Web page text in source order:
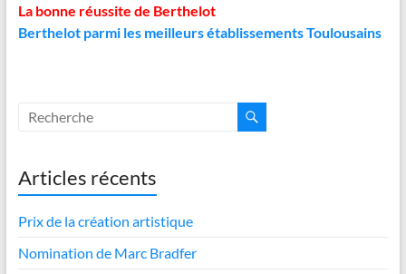
La bonne réussite de Berthelot
Berthelot parmi les meilleurs établissements Toulousains
Articles récents
Prix de la création artistique
Nomination de Marc Bradfer